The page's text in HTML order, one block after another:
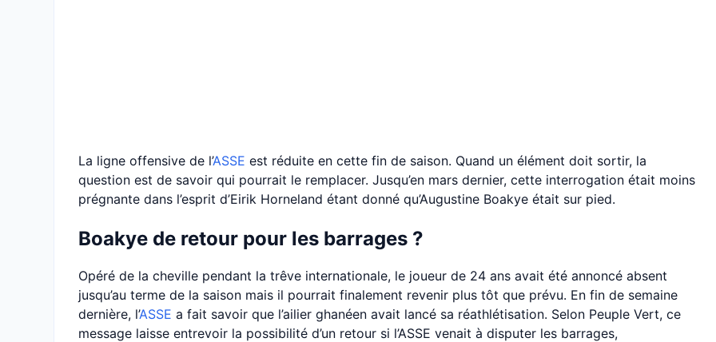
La ligne offensive de l’ASSE est réduite en cette fin de saison. Quand un élément doit sortir, la
question est de savoir qui pourrait le remplacer. Jusqu’en mars dernier, cette interrogation était moins
prégnante dans l’esprit d’Eirik Horneland étant donné qu’Augustine Boakye était sur pied.
Boakye de retour pour les barrages ?
Opéré de la cheville pendant la trêve internationale, le joueur de 24 ans avait été annoncé absent
jusqu’au terme de la saison mais il pourrait finalement revenir plus tôt que prévu. En fin de semaine
dernière, l’ASSE a fait savoir que l’ailier ghanéen avait lancé sa réathlétisation. Selon Peuple Vert, ce
message laisse entrevoir la possibilité d’un retour si l’ASSE venait à disputer les barrages,